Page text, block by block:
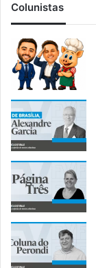
Colunistas